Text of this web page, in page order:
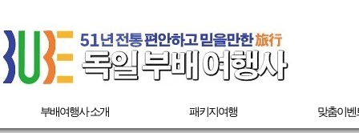
부배여행사 소개 패키지여행 맞춤이벤